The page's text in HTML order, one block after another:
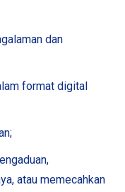
dan
format digital
atau memecahkan